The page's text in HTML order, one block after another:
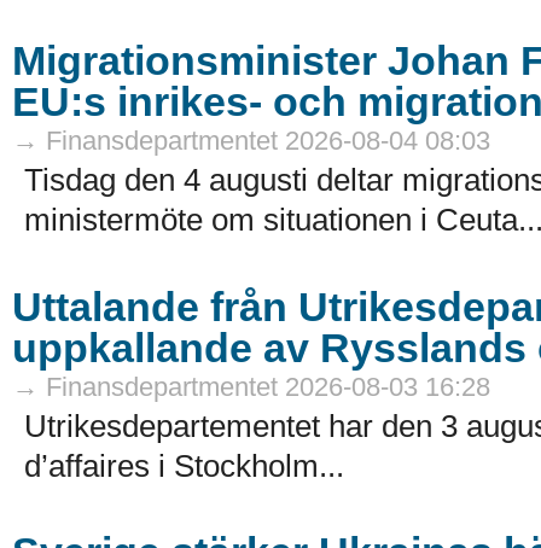
Migrationsminister Johan
EU:s inrikes- och
→ Finansdepartmentet 2026-08-04 08:03
Tisdag den 4 augusti deltar
ministermöte om situationen i
Uttalande från
uppkallande av Rysslands
→ Finansdepartmentet 2026-08-03 16:28
Utrikesdepartementet har den 3
d’affaires i Stockholm...